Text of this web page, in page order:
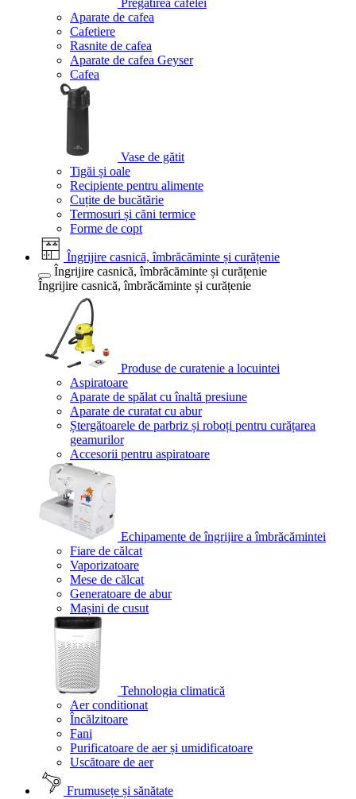
Pregătirea cafelei
Aparate de cafea
Cafetiere
Rasnite de cafea
Aparate de cafea Geyser
Cafea
Vase de gătit
Tigăi și oale
Recipiente pentru alimente
Cuțite de bucătărie
Termosuri și căni termice
Forme de copt
Îngrijire casnică, îmbrăcăminte și curățenie
Îngrijire casnică, îmbrăcăminte și curățenie
Îngrijire casnică, îmbrăcăminte și curățenie
Produse de curatenie a locuintei
Aspiratoare
Aparate de spălat cu înaltă presiune
Aparate de curatat cu abur
Ștergătoarele de parbriz și roboți pentru curățarea
geamurilor
Accesorii pentru aspiratoare
Echipamente de îngrijire a îmbrăcămintei
Fiare de călcat
Vaporizatoare
Mese de călcat
Generatoare de abur
Mașini de cusut
Tehnologia climatică
Aer conditionat
Încălzitoare
Fani
Purificatoare de aer și umidificatoare
Uscătoare de aer
Frumusețe și sănătate